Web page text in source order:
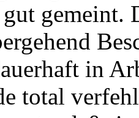
gemeint.
in
total